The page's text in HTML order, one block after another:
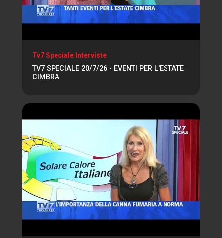
Tv7 Speciale Interviste
TV7 SPECIALE 20/7/26 - EVENTI PER L'ESTATE
CIMBRA